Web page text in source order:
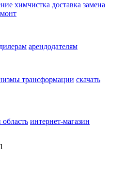
химчистка доставка замена
дилерам арендодателям
трансформации скачать
интернет-магазин